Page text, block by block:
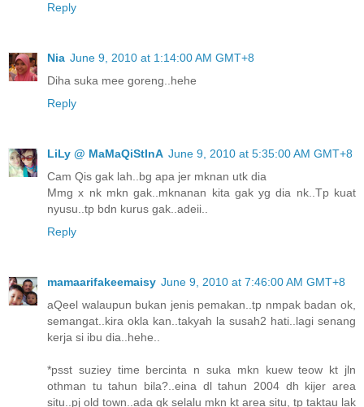
Reply
Nia June 9, 2010 at 1:14:00 AM GMT+8
Diha suka mee goreng..hehe
Reply
LiLy @ MaMaQiStInA June 9, 2010 at 5:35:00 AM GMT+8
Cam Qis gak lah..bg apa jer mknan utk dia
Mmg x nk mkn gak..mknanan kita gak yg dia nk..Tp kuat
nyusu..tp bdn kurus gak..adeii..
Reply
mamaarifakeemaisy June 9, 2010 at 7:46:00 AM GMT+8
aQeel walaupun bukan jenis pemakan..tp nmpak badan ok,
semangat..kira okla kan..takyah la susah2 hati..lagi senang
kerja si ibu dia..hehe..
*psst suziey time bercinta n suka mkn kuew teow kt jln
othman tu tahun bila?..eina dl tahun 2004 dh kijer area
situ..pj old town..ada gk selalu mkn kt area situ, tp taktau lak